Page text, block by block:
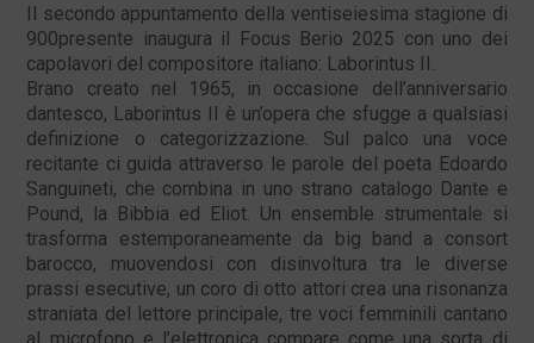
Il secondo appuntamento della ventiseiesima stagione di
900presente inaugura il Focus Berio 2025 con uno dei
capolavori del compositore italiano: Laborintus II.
Brano creato nel 1965, in occasione dell’anniversario
dantesco, Laborintus II è un’opera che sfugge a qualsiasi
definizione o categorizzazione. Sul palco una voce
recitante ci guida attraverso le parole del poeta Edoardo
Sanguineti, che combina in uno strano catalogo Dante e
Pound, la Bibbia ed Eliot. Un ensemble strumentale si
trasforma estemporaneamente da big band a consort
barocco, muovendosi con disinvoltura tra le diverse
prassi esecutive, un coro di otto attori crea una risonanza
straniata del lettore principale, tre voci femminili cantano